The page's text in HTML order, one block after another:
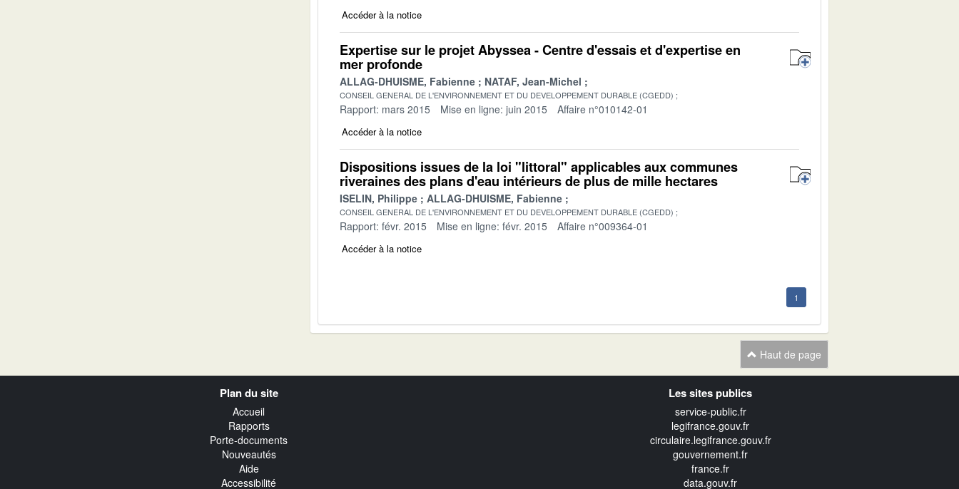
Accéder à la notice
Expertise sur le projet Abyssea - Centre d'essais et d'expertise en
mer profonde
ALLAG-DHUISME, Fabienne NATAF, Jean-Michel
CONSEIL GENERAL DE L'ENVIRONNEMENT ET DU DEVELOPPEMENT DURABLE (CGEDD)
Rapport: mars 2015 Mise en ligne: juin 2015 Affaire n°010142-01
Accéder à la notice
Dispositions issues de la loi "littoral" applicables aux communes
riveraines des plans d'eau intérieurs de plus de mille hectares
ISELIN, Philippe ALLAG-DHUISME, Fabienne
CONSEIL GENERAL DE L'ENVIRONNEMENT ET DU DEVELOPPEMENT DURABLE (CGEDD)
Rapport: févr. 2015 Mise en ligne: févr. 2015 Affaire n°009364-01
Accéder à la notice
1
Haut de page
Plan du site
Accueil
Rapports
Porte-documents
Nouveautés
Aide
Accessibilité
Les sites publics
service-public.fr
legifrance.gouv.fr
circulaire.legifrance.gouv.fr
gouvernement.fr
france.fr
data.gouv.fr